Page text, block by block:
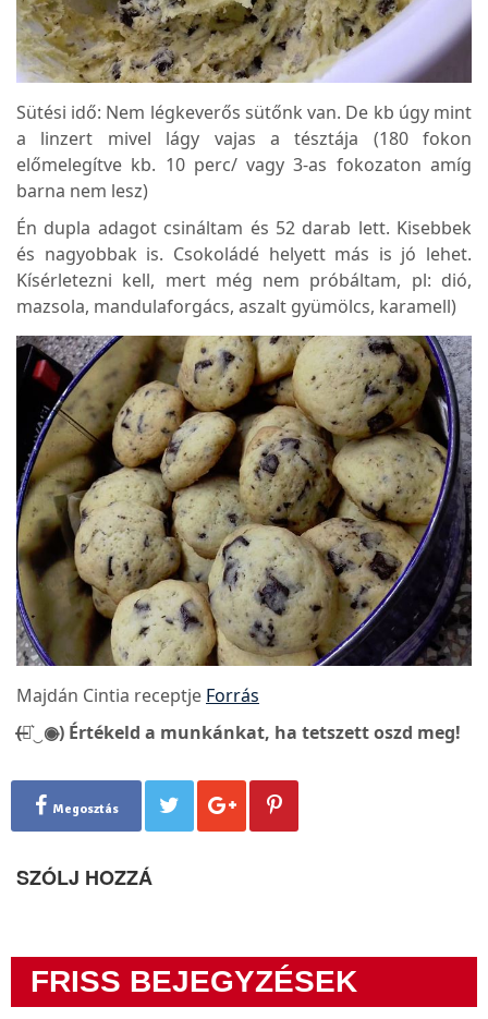
Sütési idő: Nem légkeverős sütőnk van. De kb úgy mint
a linzert mivel lágy vajas a tésztája (180 fokon
előmelegítve kb. 10 perc/ vagy 3-as fokozaton amíg
barna nem lesz)
Én dupla adagot csináltam és 52 darab lett. Kisebbek
és nagyobbak is. Csokoládé helyett más is jó lehet.
Kísérletezni kell, mert még nem próbáltam, pl: dió,
mazsola, mandulaforgács, aszalt gyümölcs, karamell)
Majdán Cintia receptje Forrás
(̶◉͛‿◉̶) Értékeld a munkánkat, ha tetszett oszd meg!
Megosztás
SZÓLJ HOZZÁ
FRISS BEJEGYZÉSEK